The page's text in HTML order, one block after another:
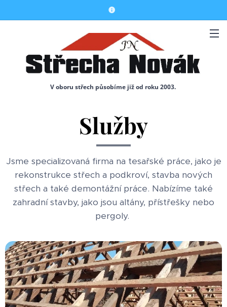
V oboru střech působíme již od roku 2003.
Služby
Jsme specializovaná firma na tesařské práce, jako je
rekonstrukce střech a podkroví, stavba nových
střech a také demontážní práce. Nabízíme také
zahradní stavby, jako jsou altány, přístřešky nebo
pergoly.